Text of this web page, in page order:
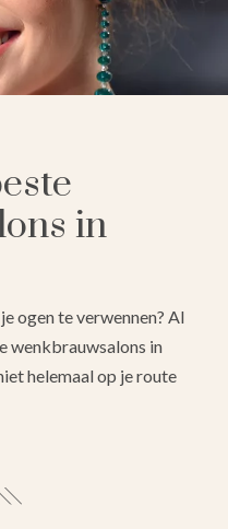
in
ogen te verwennen? Al
wenkbrauwsalons in
helemaal op je route